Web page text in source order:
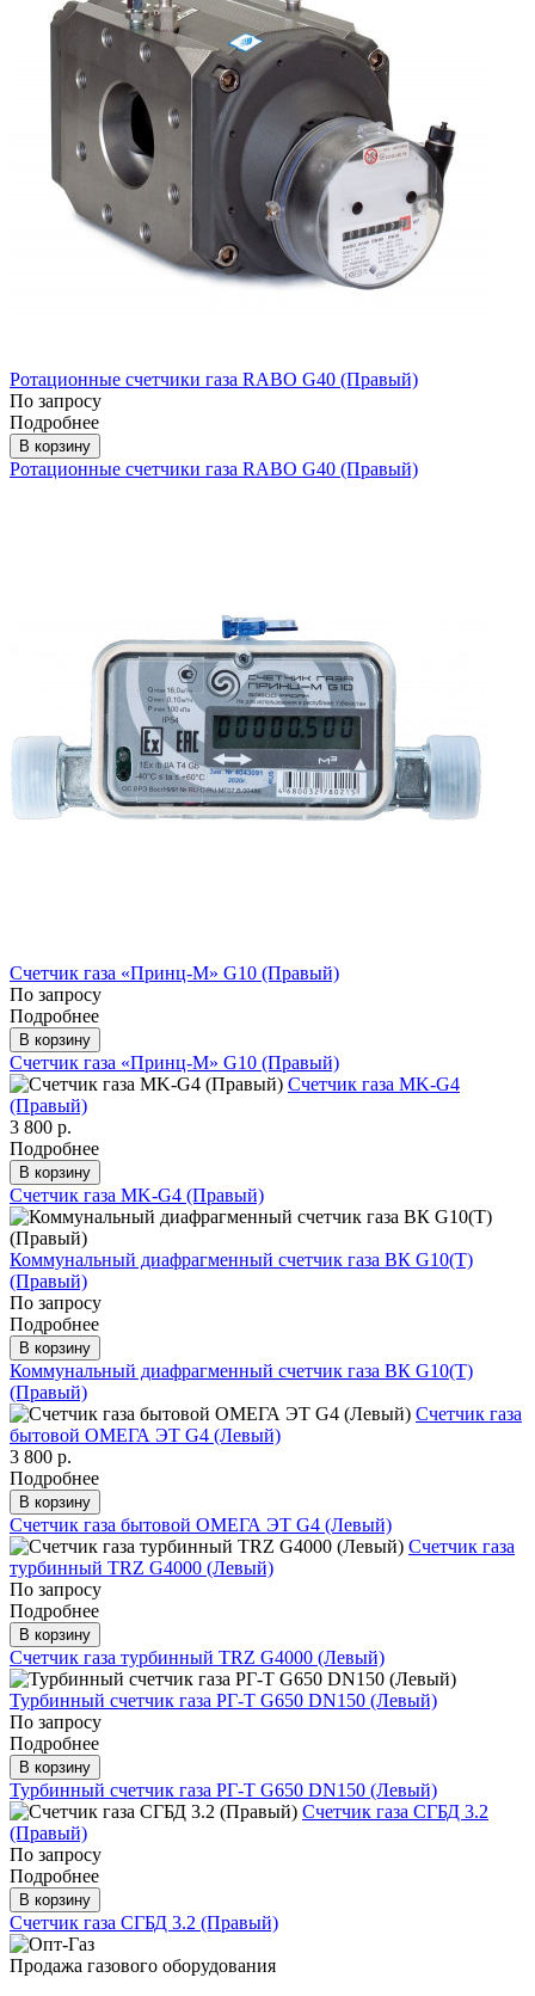
Ротационные счетчики газа RABO G40 (Правый)
По запросу
Подробнее
В корзину
Ротационные счетчики газа RABO G40 (Правый)
Счетчик газа «Принц-М» G10 (Правый)
По запросу
Подробнее
В корзину
Счетчик газа «Принц-М» G10 (Правый)
Счетчик газа МK-G4
(Правый)
3 800 р.
Подробнее
В корзину
Счетчик газа МK-G4 (Правый)
Коммунальный диафрагменный счетчик газа ВК G10(T)
(Правый)
По запросу
Подробнее
В корзину
Коммунальный диафрагменный счетчик газа ВК G10(T)
(Правый)
Счетчик газа
бытовой ОМЕГА ЭТ G4 (Левый)
3 800 р.
Подробнее
В корзину
Счетчик газа бытовой ОМЕГА ЭТ G4 (Левый)
Счетчик газа
турбинный TRZ G4000 (Левый)
По запросу
Подробнее
В корзину
Счетчик газа турбинный TRZ G4000 (Левый)
Турбинный счетчик газа РГ-Т G650 DN150 (Левый)
По запросу
Подробнее
В корзину
Турбинный счетчик газа РГ-Т G650 DN150 (Левый)
Счетчик газа СГБД 3.2
(Правый)
По запросу
Подробнее
В корзину
Счетчик газа СГБД 3.2 (Правый)
Продажа газового оборудования